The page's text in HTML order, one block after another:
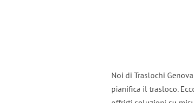
Noi di Traslochi
pianifica il trasloco.